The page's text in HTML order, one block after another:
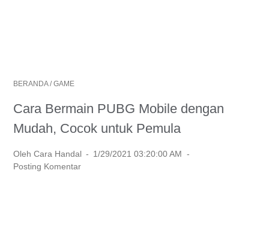
BERANDA /GAME
Cara Bermain PUBG Mobile dengan
Mudah, Cocok untuk Pemula
Oleh Cara Handal
1/29/2021 03:20:00 AM
Posting Komentar